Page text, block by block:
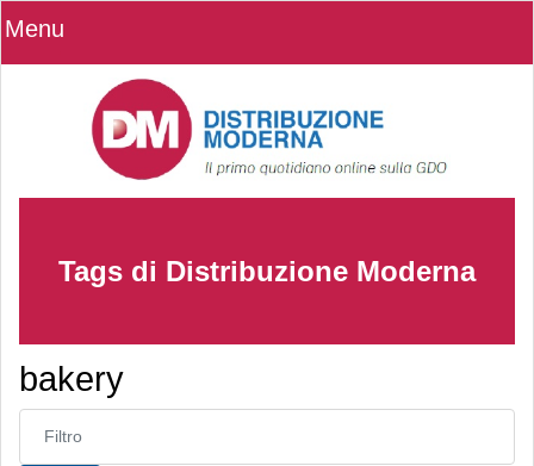
Menu
Tags di Distribuzione Moderna
bakery
Inserisci parte del titolo